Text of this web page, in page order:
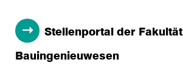
Stellenportal der Fakultät
Bauingenieuwesen